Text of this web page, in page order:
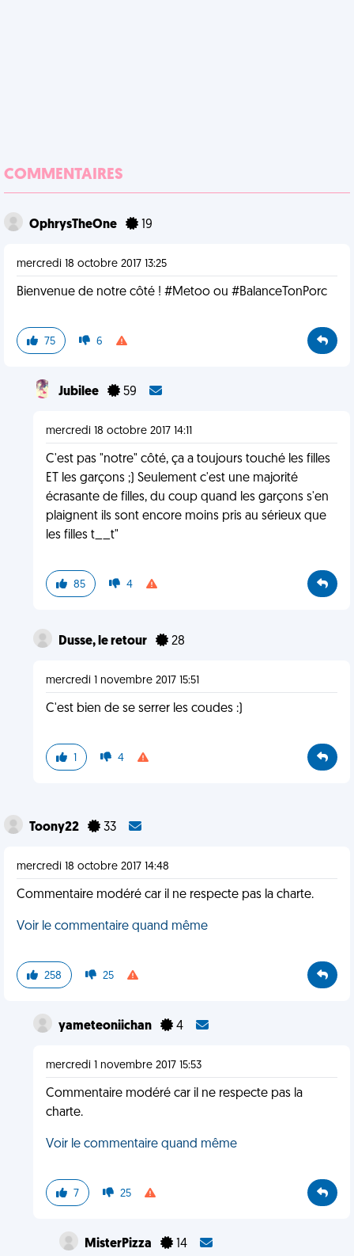
COMMENTAIRES
OphrysTheOne 19
mercredi 18 octobre 2017 13:25
Bienvenue de notre côté ! #Metoo ou #BalanceTonPorc
75 6
Jubilee 59
mercredi 18 octobre 2017 14:11
C'est pas "notre" côté, ça a toujours touché les filles
ET les garçons ;) Seulement c'est une majorité
écrasante de filles, du coup quand les garçons s'en
plaignent ils sont encore moins pris au sérieux que
les filles t__t"
85 4
Dusse, le retour 28
mercredi 1 novembre 2017 15:51
C'est bien de se serrer les coudes :)
1 4
Toony22 33
mercredi 18 octobre 2017 14:48
Commentaire modéré car il ne respecte pas la charte.
Voir le commentaire quand même
258 25
yameteoniichan 4
mercredi 1 novembre 2017 15:53
Commentaire modéré car il ne respecte pas la
charte.
Voir le commentaire quand même
7 25
MisterPizza 14